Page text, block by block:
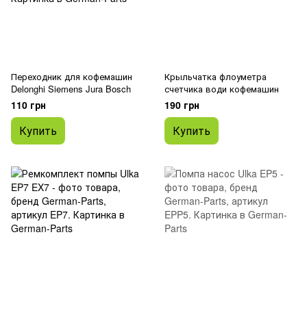
Переходник для кофемашин
Delonghi Siemens Jura Bosch
110 грн
Купить
Крыльчатка флоуметра
счетчика води кофемашин
190 грн
Купить